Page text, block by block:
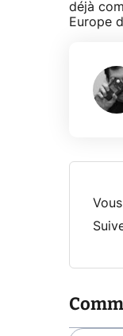
déjà
Europe